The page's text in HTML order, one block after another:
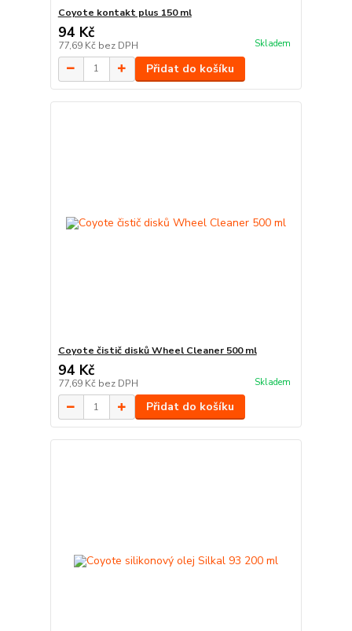
Coyote kontakt plus 150 ml
94 Kč
77,69 Kč bez DPH Skladem
Přidat do košíku
Coyote čistič disků Wheel Cleaner 500 ml
94 Kč
77,69 Kč bez DPH Skladem
Přidat do košíku